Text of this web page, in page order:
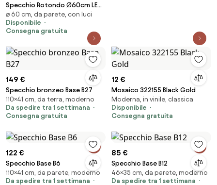
Specchio Rotondo Ø60cm LED
a 3 Colori Dimmerabile
Accensione Touch...
⌀ 60 cm, da parete, con luci
Disponibile
Consegna gratuita
149 €
Specchio bronzeo Base B27
110×41 cm, da terra, moderno
Da spedire tra 1 settimana
Consegna gratuita
12 €
Mosaico 322155 Black Gold
Moderna, in vinile, classica
Disponibile
Consegna gratuita
122 €
Specchio Base B6
110×41 cm, da parete, moderno
Da spedire tra 1 settimana
85 €
Specchio Base B12
46×35 cm, da parete, moderno
Da spedire tra 1 settimana